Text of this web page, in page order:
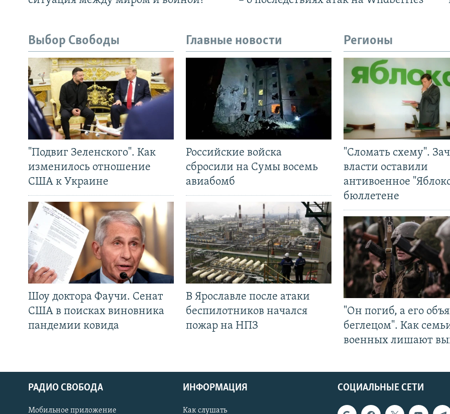
Выбор Свободы
"Подвиг Зеленского". Как
изменилось отношение
США к Украине
Шоу доктора Фаучи. Сенат
США в поисках виновника
пандемии ковида
Главные новости
Российские войска
сбросили на Сумы восемь
авиабомб
В Ярославле после атаки
беспилотников начался
пожар на НПЗ
Регионы
"Сломать схему".
власти оставили
антивоенное
бюллетене
"Он погиб, а его
беглецом". Как
военных лишают
СОЦИАЛЬНЫЕ СЕТИ
РАДИО СВОБОДА
Мобильное приложение
ИНФОРМАЦИЯ
Как слушать